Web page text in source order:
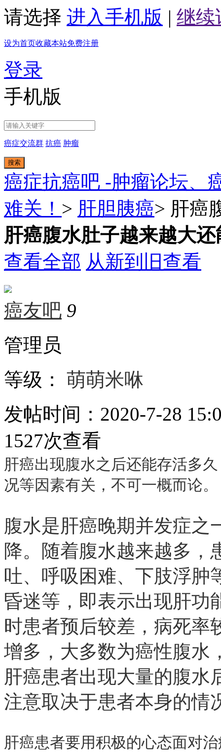
请选择 进入手机版 | 继续
设为首页收藏本站免费注册
登录
手机版
癌症交流群 抗癌 肿瘤
搜索
癌症抗癌吧 -肿瘤论坛、
难关！ > 肝胆胰癌> 肝癌
肝癌腹水肚子越来越大
查看全部 从新到旧查看
癌友吧 9
管理员
等级：
萌萌米咻
发帖时间：2020-7-28
1527次查看
肝癌出现腹水之后还能存活多
况等因素有关，不可一概而论。
腹水是肝癌晚期并发症之
降。随着腹水越来越多，
吐、呼吸困难、下肢浮肿
昏迷等，即表示出现肝功
时患者预后较差，病死率
增多，大多数为癌性腹水
肝癌患者出现大量的腹水
注意取决于患者本身的情
肝癌患者要用积极的心态面对